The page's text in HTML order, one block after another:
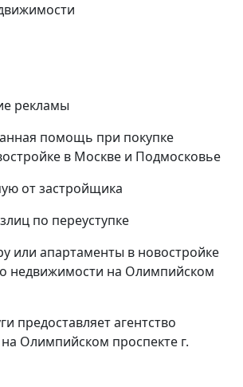
рекламы
помощь при покупке
в Москве и Подмосковье
от застройщика
по переуступке
или апартаменты в новостройке
недвижимости на Олимпийском
предоставляет агентство
Олимпийском проспекте г.